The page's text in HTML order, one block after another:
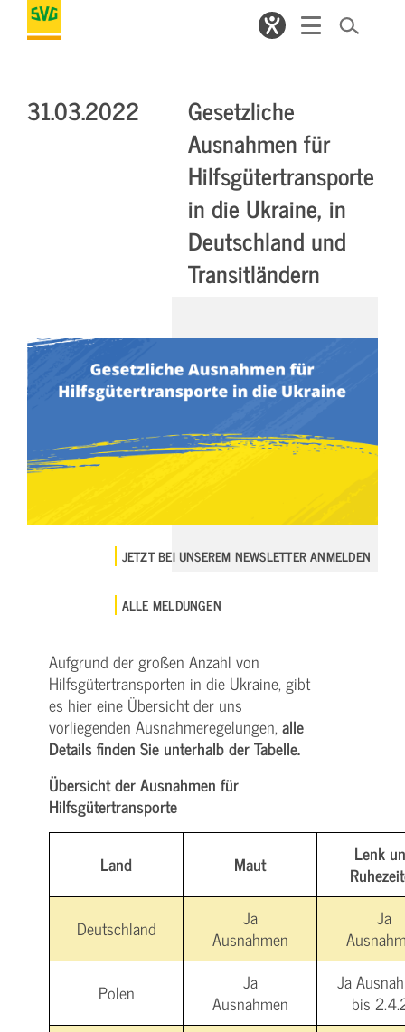
31.03.2022
Gesetzliche
Ausnahmen für
Hilfsgütertransporte
in die Ukraine, in
Deutschland und
Transitländern
JETZT BEI UNSEREM NEWSLETTER ANMELDEN
ALLE MELDUNGEN
Aufgrund der großen Anzahl von
Hilfsgütertransporten in die Ukraine, gibt
es hier eine Übersicht der uns
vorliegenden Ausnahmeregelungen, alle
Details finden Sie unterhalb der Tabelle.
Übersicht der Ausnahmen für
Hilfsgütertransporte
Land Maut
Lenk
Deutschland
Ja
Ausnahmen
Ja
Polen
Ja
Ausnahmen
Ja
bis